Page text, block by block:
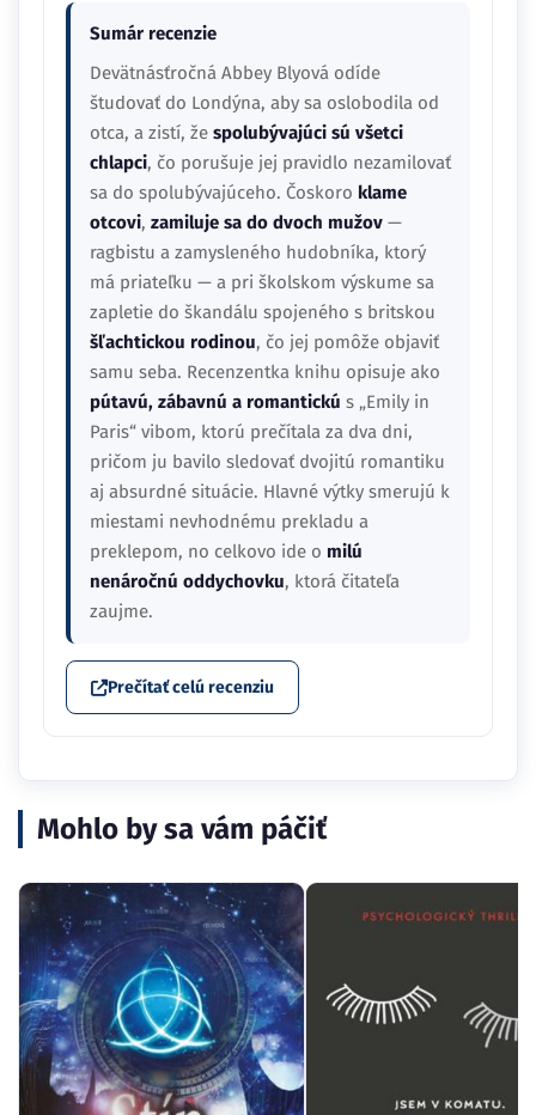
Sumár recenzie
Devätnásťročná Abbey Blyová odíde
študovať do Londýna, aby sa oslobodila od
otca, a zistí, že spolubývajúci sú všetci
chlapci, čo porušuje jej pravidlo nezamilovať
sa do spolubývajúceho. Čoskoro klame
otcovi, zamiluje sa do dvoch mužov —
ragbistu a zamysleného hudobníka, ktorý
má priateľku — a pri školskom výskume sa
zapletie do škandálu spojeného s britskou
šľachtickou rodinou, čo jej pomôže objaviť
samu seba. Recenzentka knihu opisuje ako
pútavú, zábavnú a romantickú s „Emily in
Paris“ vibom, ktorú prečítala za dva dni,
pričom ju bavilo sledovať dvojitú romantiku
aj absurdné situácie. Hlavné výtky smerujú k
miestami nevhodnému prekladu a
preklepom, no celkovo ide o milú
nenáročnú oddychovku, ktorá čitateľa
zaujme.
Prečítať celú recenziu
Mohlo by sa vám páčiť